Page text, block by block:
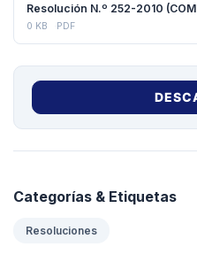
Resolución N.º 252-2010
0 KB PDF
Categorías & Etiquetas
Resoluciones